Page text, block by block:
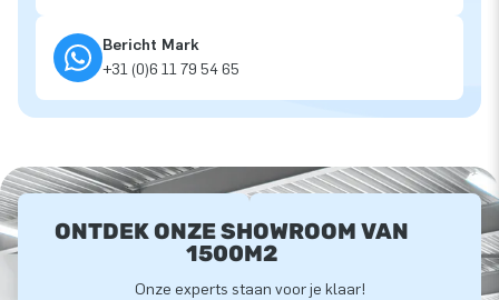
Bericht Mark
+31 (0)6 11 79 54 65
ONTDEK ONZE SHOWROOM VAN
1500M2
Onze experts staan voor je klaar!